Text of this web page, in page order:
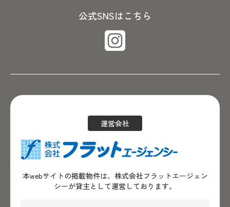
公式SNSはこちら
運営会社
本webサイトの掲載物件は、株式会社フラットエージェン
シーが貸主として運営しております。